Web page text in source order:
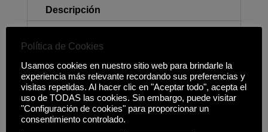
Descripción
Clasificación energética A Dentro de un
72L. 3 funciones de cocinado. Rango
temperatura: 50-250ºC. 5 Niveles de
cocinado. Panel liso antihuella. Mandos
mecánicos. Iluminación superior. Cavidad
y bandejas con estmalte BrightClean.
Política de Cookies
Usamos cookies en nuestro sitio web para brindarle la
experiencia más relevante recordando sus preferencias y
visitas repetidas. Al hacer clic en "Aceptar todo", acepta el
uso de TODAS las cookies. Sin embargo, puede visitar
"Configuración de cookies" para proporcionar un
consentimiento controlado.